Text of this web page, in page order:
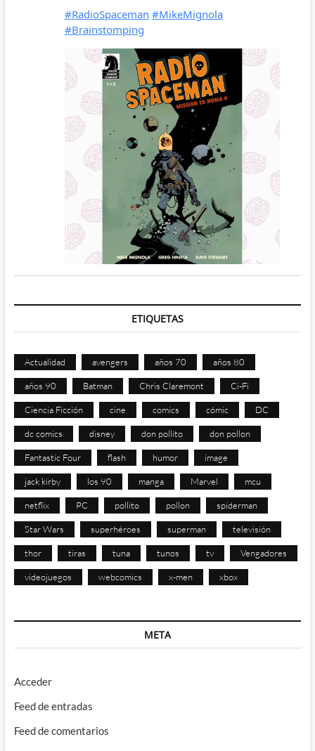
ETIQUETAS
Actualidad avengers años 70 años 80
años 90 Batman Chris Claremont Ci-Fi
Ciencia Ficción cine comics cómic DC
dc comics disney don pollito don pollon
Fantastic Four flash humor image
jack kirby los 90 manga Marvel mcu
netflix PC pollito pollon spiderman
Star Wars superhéroes superman televisión
thor tiras tuna tunos tv Vengadores
videojuegos webcomics x-men xbox
META
Acceder
Feed de entradas
Feed de comentarios